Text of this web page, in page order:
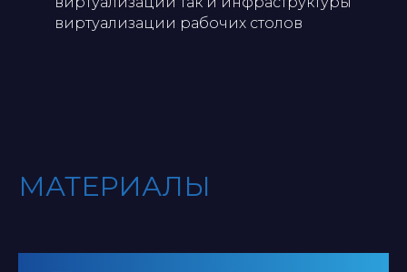
виртуализации рабочих столов
МАТЕРИАЛЫ